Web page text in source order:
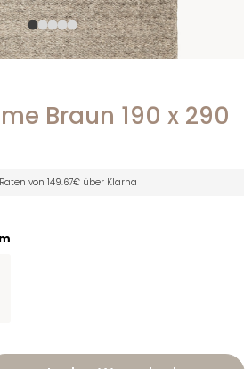
Braun 190 x 290
von 149.67€ über Klarna